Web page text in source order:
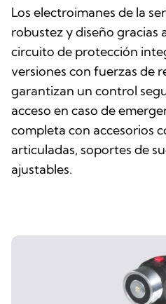
Los electroimanes de la
robustez y diseño gracias
circuito de protección
versiones con fuerzas de
garantizan un control
acceso en caso de
completa con accesorios
articuladas, soportes de
ajustables.